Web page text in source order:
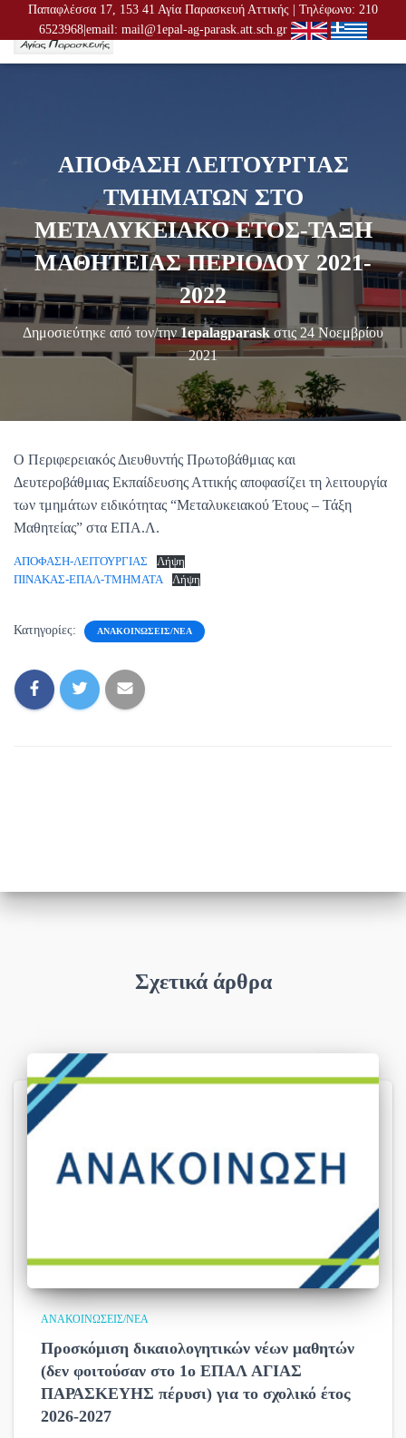
Παπαφλέσσα 17, 153 41 Αγία Παρασκευή Αττικής | Τηλέφωνο: 210
6523968|email: mail@1epal-ag-parask.att.sch.gr
Ν
Ο
Ή
Γ
Η
Σ
Η
ΑΠΟΦΑΣΗ ΛΕΙΤΟΥΡΓΙΑΣ
ΤΜΗΜΑΤΩΝ ΣΤΟ
ΜΕΤΑΛΥΚΕΙΑΚΟ ΕΤΟΣ-ΤΑΞΗ
ΜΑΘΗΤΕΙΑΣ ΠΕΡΙΟΔΟΥ 2021-
2022
Δημοσιεύτηκε από τον/την 1epalagparaskστις 24 Νοεμβρίου
2021
Ο Περιφερειακός Διευθυντής Πρωτοβάθμιας και
Δευτεροβάθμιας Εκπαίδευσης Αττικής αποφασίζει τη λειτουργία
των τμημάτων ειδικότητας “Μεταλυκειακού Έτους – Τάξη
Μαθητείας” στα ΕΠΑ.Λ.
ΑΠΟΦΑΣΗ-ΛΕΙΤΟΥΡΓΙΑΣ
Λήψη
ΠΙΝΑΚΑΣ-ΕΠΑΛ-ΤΜΗΜΑΤΑ
Λήψη
Κατηγορίες: ΑΝΑΚΟΙΝΏΣΕΙΣ/ΝΈΑ
Σχετικά άρθρα
ΑΝΑΚΟΙΝΏΣΕΙΣ/ΝΈΑ
Προσκόμιση δικαιολογητικών νέων μαθητών
(δεν φοιτούσαν στο 1ο ΕΠΑΛ ΑΓΙΑΣ
ΠΑΡΑΣΚΕΥΗΣ πέρυσι) για το σχολικό έτος
2026-2027